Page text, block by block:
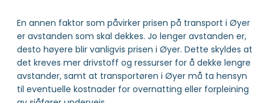
En annen faktor som påvirker prisen på transport i Øyer
er avstanden som skal dekkes. Jo lenger avstanden er,
desto høyere blir vanligvis prisen i Øyer. Dette skyldes at
det kreves mer drivstoff og ressurser for å dekke lengre
avstander, samt at transportøren i Øyer må ta hensyn
til eventuelle kostnader for overnatting eller forpleining